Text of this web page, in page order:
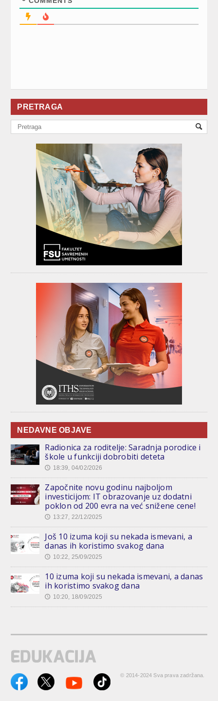
PRETRAGA
NEDAVNE OBJAVE
Radionica za roditelje: Saradnja porodice i
škole u funkciji dobrobiti deteta
🕔 18:39, 04/02/2026
Započnite novu godinu najboljom
investicijom: IT obrazovanje uz dodatni
poklon od 200 evra na već snižene cene!
🕔 13:27, 22/12/2025
Još 10 izuma koji su nekada ismevani, a
danas ih koristimo svakog dana
🕔 10:22, 25/09/2025
10 izuma koji su nekada ismevani, a danas
ih koristimo svakog dana
🕔 10:20, 18/09/2025
© 2014-2024 Sva prava zadržana.